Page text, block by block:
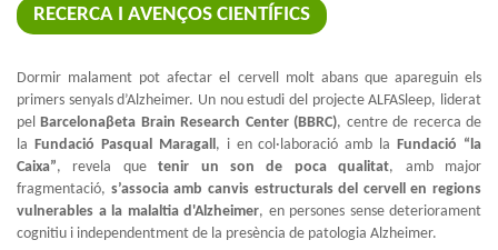
RECERCA I AVENÇOS CIENTÍFICS
Dormir malament pot afectar el cervell molt abans que apareguin els
primers senyals d’Alzheimer. Un nou estudi del projecte ALFASleep, liderat
pelBarcelonaβeta Brain Research Center (BBRC), centre de recerca de
la Fundació Pasqual Maragall, i en col·laboració amb laFundació “la
Caixa”, revela quetenir un son de poca qualitat, amb major
fragmentació, s’associa amb canvis estructurals del cervell en regions
vulnerables a la malaltia d'Alzheimer, en persones sense deteriorament
cognitiu i independentment de la presència de patologia Alzheimer.